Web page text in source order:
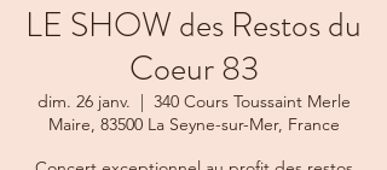
LE SHOW des Restos du
Coeur 83
dim. 26 janv.
  |
340 Cours Toussaint Merle
Maire, 83500 La Seyne-sur-Mer, France